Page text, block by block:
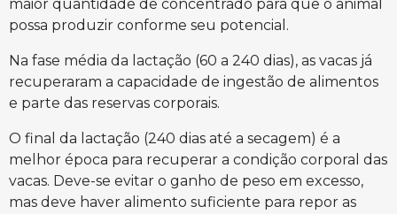
maior quantidade de concentrado para que o animal
possa produzir conforme seu potencial.
Na fase média da lactação (60 a 240 dias), as vacas já
recuperaram a capacidade de ingestão de alimentos
e parte das reservas corporais.
O final da lactação (240 dias até a secagem) é a
melhor época para recuperar a condição corporal das
vacas. Deve-se evitar o ganho de peso em excesso,
mas deve haver alimento suficiente para repor as